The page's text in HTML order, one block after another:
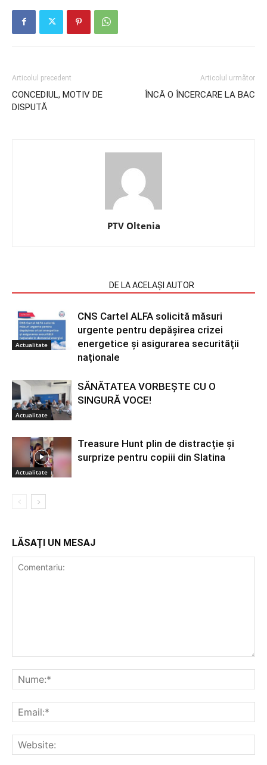
Articolul precedent
CONCEDIUL, MOTIV DE
DISPUTĂ
Articolul următor
ÎNCĂ O ÎNCERCARE LA BAC
PTV Oltenia
DE LA ACELAȘI AUTOR
Actualitate
CNS Cartel ALFA solicită măsuri
urgente pentru depășirea crizei
energetice și asigurarea securității
naționale
Actualitate
SĂNĂTATEA VORBEȘTE CU O
SINGURĂ VOCE!
Actualitate
Treasure Hunt plin de distracție și
surprize pentru copiii din Slatina
LĂSAȚI UN MESAJ